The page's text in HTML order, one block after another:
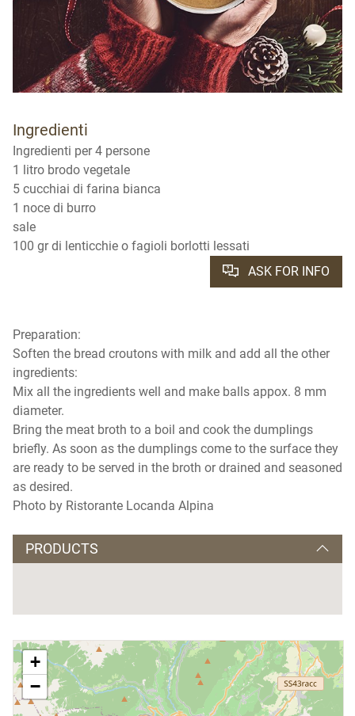
Ingredienti
Ingredienti per 4 persone
1 litro brodo vegetale
5 cucchiai di farina bianca
1 noce di burro
sale
100 gr di lenticchie o fagioli borlotti lessati
ASK FOR INFO
Preparation:
Soften the bread croutons with milk and add all the other
ingredients:
Mix all the ingredients well and make balls appox. 8 mm
diameter.
Bring the meat broth to a boil and cook the dumplings
briefly. As soon as the dumplings come to the surface they
are ready to be served in the broth or drained and seasoned
as desired.
Photo by Ristorante Locanda Alpina
PRODUCTS
+
−